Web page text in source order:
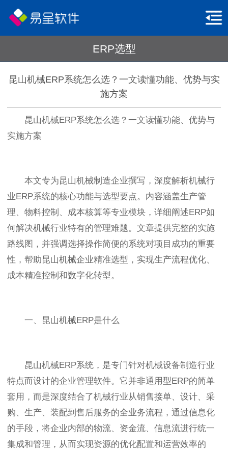
ERP选型
昆山机械ERP系统怎么选？一文读懂功能、优势与实
施方案
昆山机械ERP系统怎么选？一文读懂功能、优势与
实施方案
本文专为昆山机械制造企业撰写，深度解析机械行
业ERP系统的核心功能与选型要点。内容涵盖生产管
理、物料控制、成本核算等专业模块，详细阐述ERP如
何解决机械行业特有的管理难题。文章提供完整的实施
路线图，并强调选择操作简便的系统对项目成功的重要
性，帮助昆山机械企业精准选型，实现生产流程优化、
成本精准控制和数字化转型。
一、昆山机械ERP是什么
昆山机械ERP系统，是专门针对机械设备制造行业
特点而设计的企业管理软件。它并非通用型ERP的简单
套用，而是深度结合了机械行业从销售接单、设计、采
购、生产、装配到售后服务的全业务流程，通过信息化
的手段，将企业内部的物流、资金流、信息流进行统一
集成和管理，从而实现资源的优化配置和运营效率的